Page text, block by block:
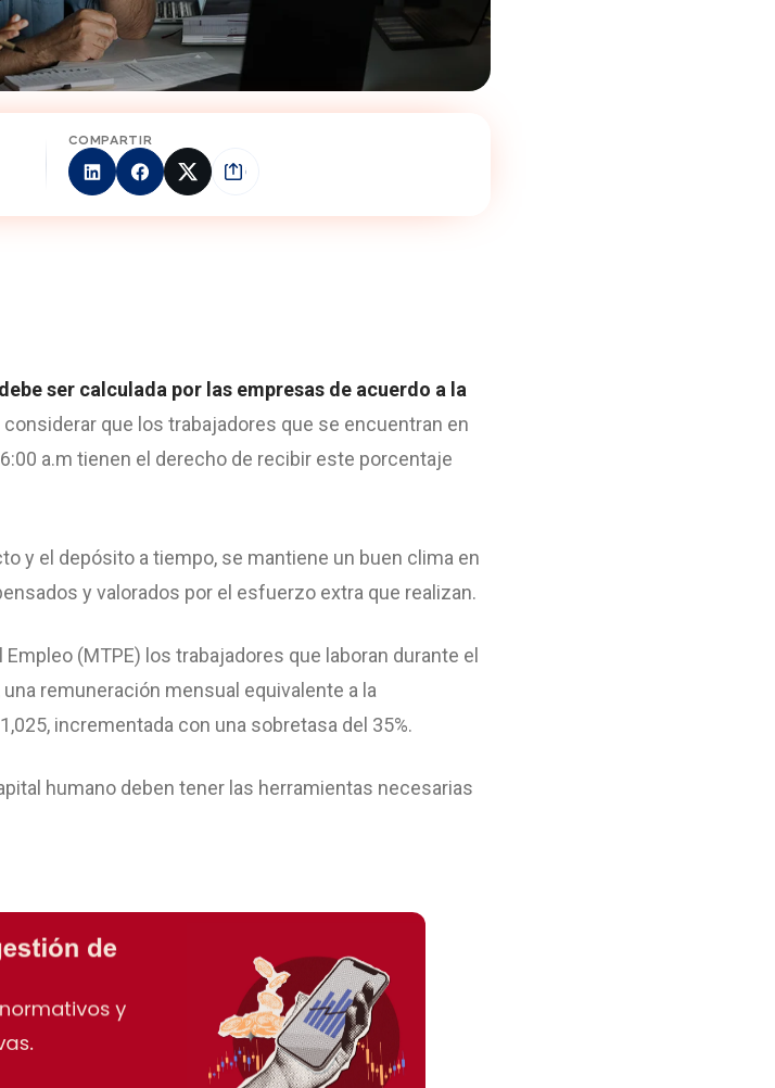
COMPARTIR
debe ser calculada por las empresas de acuerdo a la
que los trabajadores que se encuentran en
a.m tienen el derecho de recibir este porcentaje
y el depósito a tiempo, se mantiene un buen clima en
y valorados por el esfuerzo extra que realizan.
(MTPE) los trabajadores que laboran durante el
remuneración mensual equivalente a la
incrementada con una sobretasa del 35%.
humano deben tener las herramientas necesarias